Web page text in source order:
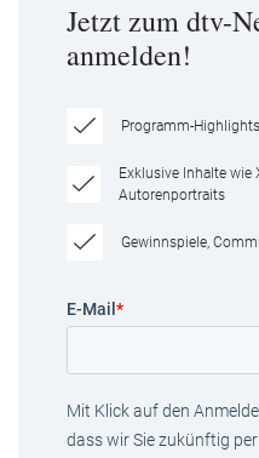
Jetzt zum dtv-
anmelden!
Programm-
Exklusive Inhalte wie
Autorenportraits
Gewinnspiele,
E-Mail *
Mit Klick auf den
dass wir Sie zukünftig